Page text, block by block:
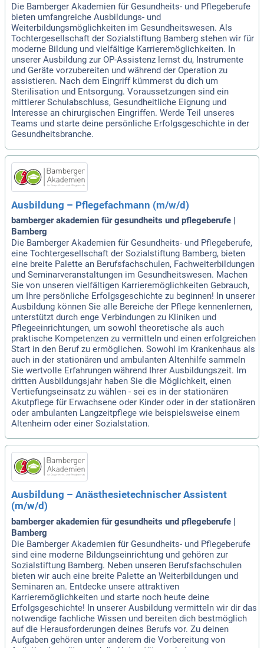
Die Bamberger Akademien für Gesundheits- und Pflegeberufe
bieten umfangreiche Ausbildungs- und
Weiterbildungsmöglichkeiten im Gesundheitswesen. Als
Tochtergesellschaft der Sozialstiftung Bamberg stehen wir für
moderne Bildung und vielfältige Karrieremöglichkeiten. In
unserer Ausbildung zur OP-Assistenz lernst du, Instrumente
und Geräte vorzubereiten und während der Operation zu
assistieren. Nach dem Eingriff kümmerst du dich um
Sterilisation und Entsorgung. Voraussetzungen sind ein
mittlerer Schulabschluss, Gesundheitliche Eignung und
Interesse an chirurgischen Eingriffen. Werde Teil unseres
Teams und starte deine persönliche Erfolgsgeschichte in der
Gesundheitsbranche.
Ausbildung – Pflegefachmann (m/w/d)
bamberger akademien für gesundheits und pflegeberufe |
Bamberg
Die Bamberger Akademien für Gesundheits- und Pflegeberufe,
eine Tochtergesellschaft der Sozialstiftung Bamberg, bieten
eine breite Palette an Berufsfachschulen, Fachweiterbildungen
und Seminarveranstaltungen im Gesundheitswesen. Machen
Sie von unseren vielfältigen Karrieremöglichkeiten Gebrauch,
um Ihre persönliche Erfolgsgeschichte zu beginnen! In unserer
Ausbildung können Sie alle Bereiche der Pflege kennenlernen,
unterstützt durch enge Verbindungen zu Kliniken und
Pflegeeinrichtungen, um sowohl theoretische als auch
praktische Kompetenzen zu vermitteln und einen erfolgreichen
Start in den Beruf zu ermöglichen. Sowohl im Krankenhaus als
auch in der stationären und ambulanten Altenhilfe sammeln
Sie wertvolle Erfahrungen während Ihrer Ausbildungszeit. Im
dritten Ausbildungsjahr haben Sie die Möglichkeit, einen
Vertiefungseinsatz zu wählen - sei es in der stationären
Akutpflege für Erwachsene oder Kinder oder in der stationären
oder ambulanten Langzeitpflege wie beispielsweise einem
Altenheim oder einer Sozialstation.
Ausbildung – Anästhesietechnischer Assistent
(m/w/d)
bamberger akademien für gesundheits und pflegeberufe |
Bamberg
Die Bamberger Akademien für Gesundheits- und Pflegeberufe
sind eine moderne Bildungseinrichtung und gehören zur
Sozialstiftung Bamberg. Neben unseren Berufsfachschulen
bieten wir auch eine breite Palette an Weiterbildungen und
Seminaren an. Entdecke unsere attraktiven
Karrieremöglichkeiten und starte noch heute deine
Erfolgsgeschichte! In unserer Ausbildung vermitteln wir dir das
notwendige fachliche Wissen und bereiten dich bestmöglich
auf die Herausforderungen deines Berufs vor. Zu deinen
Aufgaben gehören unter anderem die Vorbereitung von